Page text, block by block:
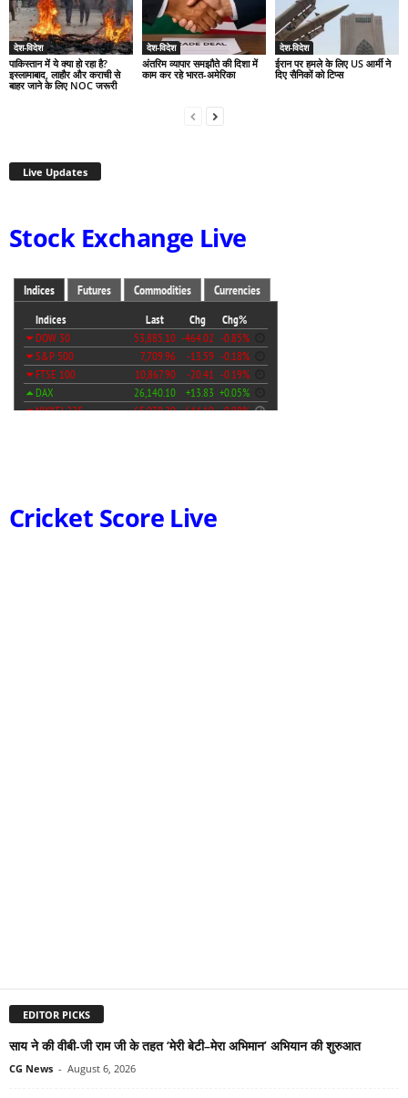
देश-विदेश
पाकिस्तान में ये क्या हो रहा है?
इस्लामाबाद, लाहौर और कराची से
बाहर जाने के लिए NOC जरूरी
देश-विदेश
अंतरिम व्यापार समझौते की दिशा में
काम कर रहे भारत-अमेरिका
देश-विदेश
ईरान पर हमले के लिए US आर्मी ने
दिए सैनिकों को टिप्स
Live Updates
Stock Exchange Live
Cricket Score Live
EDITOR PICKS
साय ने की वीबी-जी राम जी के तहत ‘मेरी बेटी–मेरा अभिमान’ अभियान की शुरुआत
CG News - August 6, 2026